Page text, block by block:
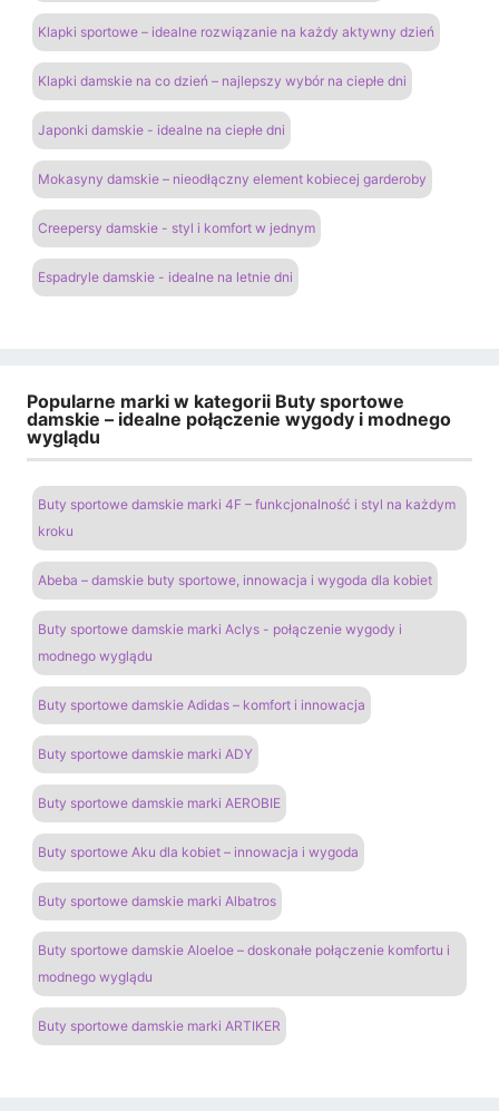
Klapki sportowe – idealne rozwiązanie na każdy aktywny dzień
Klapki damskie na co dzień – najlepszy wybór na ciepłe dni
Japonki damskie - idealne na ciepłe dni
Mokasyny damskie – nieodłączny element kobiecej garderoby
Creepersy damskie - styl i komfort w jednym
Espadryle damskie - idealne na letnie dni
Popularne marki w kategorii Buty sportowe
damskie – idealne połączenie wygody i modnego
wyglądu
Buty sportowe damskie marki 4F – funkcjonalność i styl na każdym
kroku
Abeba – damskie buty sportowe, innowacja i wygoda dla kobiet
Buty sportowe damskie marki Aclys - połączenie wygody i
modnego wyglądu
Buty sportowe damskie Adidas – komfort i innowacja
Buty sportowe damskie marki ADY
Buty sportowe damskie marki AEROBIE
Buty sportowe Aku dla kobiet – innowacja i wygoda
Buty sportowe damskie marki Albatros
Buty sportowe damskie Aloeloe – doskonałe połączenie komfortu i
modnego wyglądu
Buty sportowe damskie marki ARTIKER